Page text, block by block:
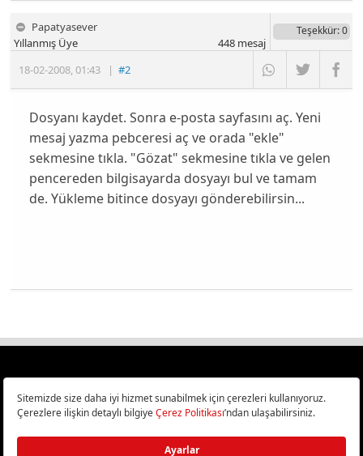
Papatyasever
18-02-2008,01:43 |#2
Yıllanmış Üye
Teşekkür: 0
448mesaj
Dosyanı kaydet. Sonra e-posta sayfasını aç. Yeni
mesaj yazma pebceresi aç ve orada "ekle"
sekmesine tıkla. "Gözat" sekmesine tıkla ve gelen
pencereden bilgisayarda dosyayı bul ve tamam
de. Yükleme bitince dosyayı gönderebilirsin...
Türkiye
Bilişim ve Teknoloji Haberleri CHIP Online’da!